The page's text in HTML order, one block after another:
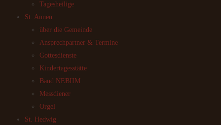
Tagesheilige
St. Annen
über die Gemeinde
Ansprechpartner & Termine
Gottesdienste
Kindertagesstätte
Band NEBIIM
Messdiener
Orgel
St. Hedwig